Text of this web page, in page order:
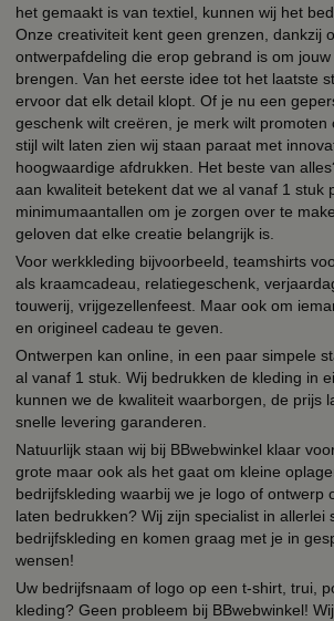
het gemaakt is van textiel, kunnen wij het
Onze creativiteit kent geen grenzen, dankzij
ontwerpafdeling die erop gebrand is om
brengen. Van het eerste idee tot het laatste
ervoor dat elk detail klopt. Of je nu een
geschenk wilt creëren, je merk wilt promoten
stijl wilt laten zien wij staan paraat met
hoogwaardige afdrukken. Het beste van
aan kwaliteit betekent dat we al vanaf 1 stuk
minimumaantallen om je zorgen over te
geloven dat elke creatie belangrijk is.
Voor werkkleding bijvoorbeeld, teamshirts
als kraamcadeau, relatiegeschenk,
touwerij, vrijgezellenfeest. Maar ook om
en origineel cadeau te geven.
Ontwerpen kan online, in een paar simpele
al vanaf 1 stuk. Wij bedrukken de kleding in
kunnen we de kwaliteit waarborgen, de prijs
snelle levering garanderen.
Natuurlijk staan wij bij BBwebwinkel klaar
grote maar ook als het gaat om kleine
bedrijfskleding waarbij we je logo of ontwerp
laten bedrukken? Wij zijn specialist in allerlei
bedrijfskleding en komen graag met je in
wensen!
Uw bedrijfsnaam of logo op een t-shirt, trui,
kleding? Geen probleem bij BBwebwinkel!